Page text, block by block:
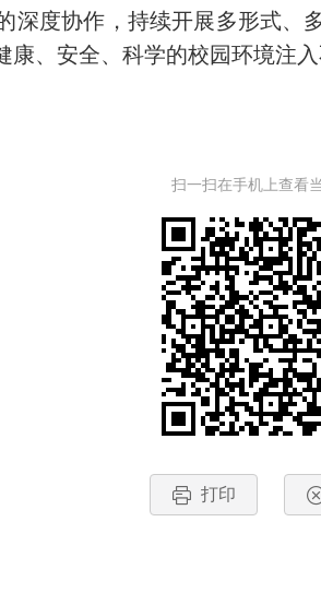
深度协作，持续开展多形式、
、安全、科学的校园环境注入
扫一扫在手机上查看
打印